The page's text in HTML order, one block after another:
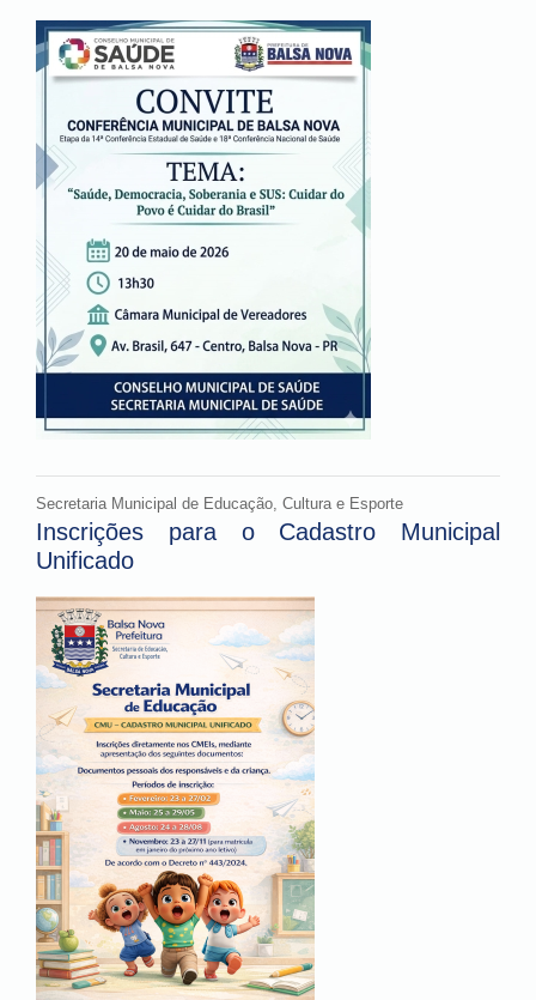
Secretaria Municipal de Educação, Cultura e Esporte
Inscrições para o Cadastro Municipal
Unificado